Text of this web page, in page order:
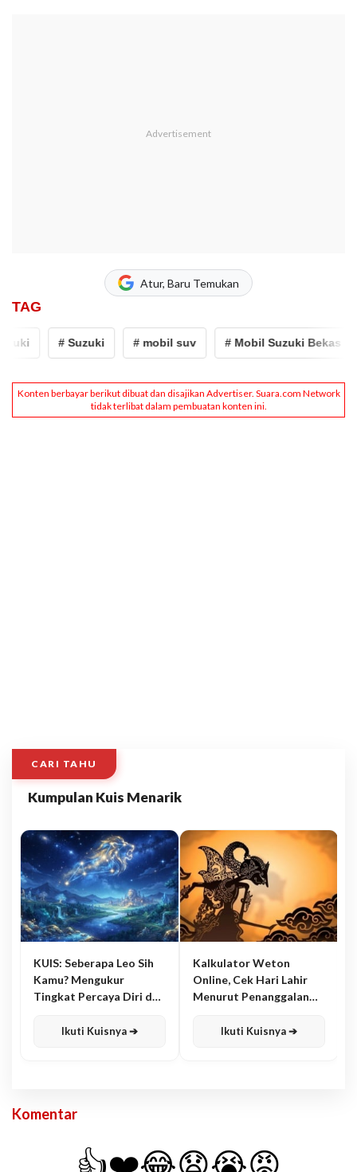
Atur, Baru Temukan
TAG
# Suzuki # mobil suv # Mobil Suzuki Bekas
CARI TAHU
Kumpulan Kuis Menarik
KUIS: Seberapa Leo Sih
Kamu? Mengukur
Tingkat Percaya Diri dan
Ikuti Kuisnya ➔
Kalkulator Weton
Online, Cek Hari Lahir
Menurut Penanggalan
Ikuti Kuisnya ➔
Komentar
👍❤️😂😧😭😡